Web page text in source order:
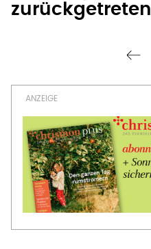
zurückgetreten